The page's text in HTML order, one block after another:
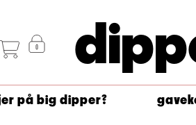
på big dipper?